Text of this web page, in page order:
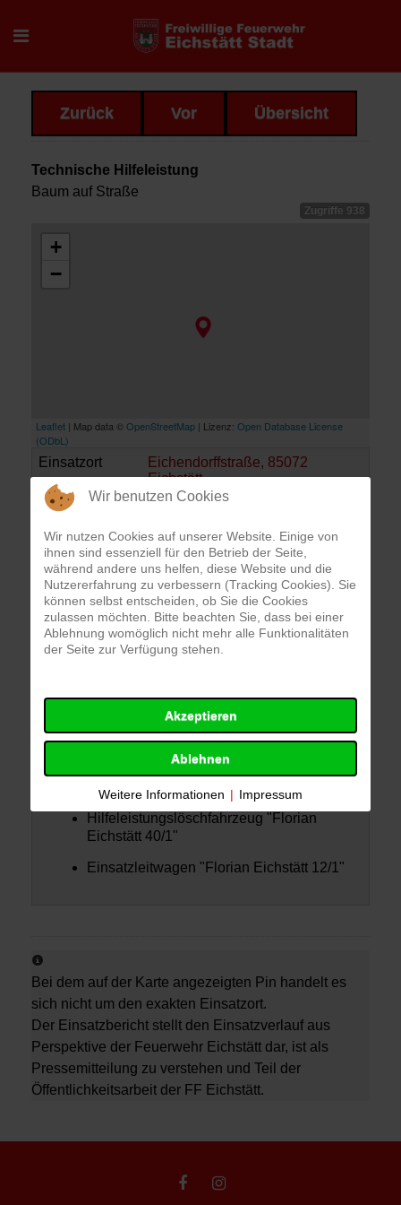
Zurück Vor Übersicht
Technische Hilfeleistung
Baum auf Straße
Zugriffe 938
+
−
Leaflet | Map data © OpenStreetMap | Lizenz: Open Database License
(ODbL)
Einsatzort
Eichendorffstraße, 85072
Eichstätt
Datum
04.09.2025
Alarmierungszeit
Einsatzdauer
1 Std. 0 Min.
Alarmierungsart Funkmeldeempfänger
Einsatzbericht
Ein größerer Ast war auf zwei geparkte Fahrzeuge
Einsatzkräfte
Hilfeleistungslöschfahrzeug "Florian
Eichstätt 40/1"
Einsatzleitwagen "Florian Eichstätt 12/1"
Bei dem auf der Karte angezeigten Pin handelt es
sich nicht um den exakten Einsatzort.
Der Einsatzbericht stellt den Einsatzverlauf aus
Perspektive der Feuerwehr Eichstätt dar, ist als
Pressemitteilung zu verstehen und Teil der
Öffentlichkeitsarbeit der FF Eichstätt.
Wir benutzen Cookies
Wir nutzen Cookies auf unserer Website. Einige von
ihnen sind essenziell für den Betrieb der Seite,
während andere uns helfen, diese Website und die
Nutzererfahrung zu verbessern (Tracking Cookies). Sie
können selbst entscheiden, ob Sie die Cookies
zulassen möchten. Bitte beachten Sie, dass bei einer
Ablehnung womöglich nicht mehr alle Funktionalitäten
der Seite zur Verfügung stehen.
Akzeptieren
Ablehnen
Weitere Informationen | Impressum